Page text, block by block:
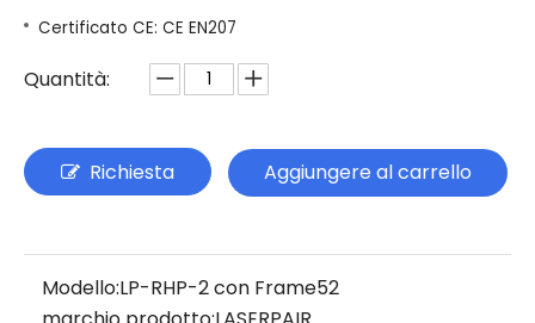
Certificato CE: CE EN207
Quantità:
Richiesta Aggiungere al carrello
Modello:LP-RHP-2 con Frame52